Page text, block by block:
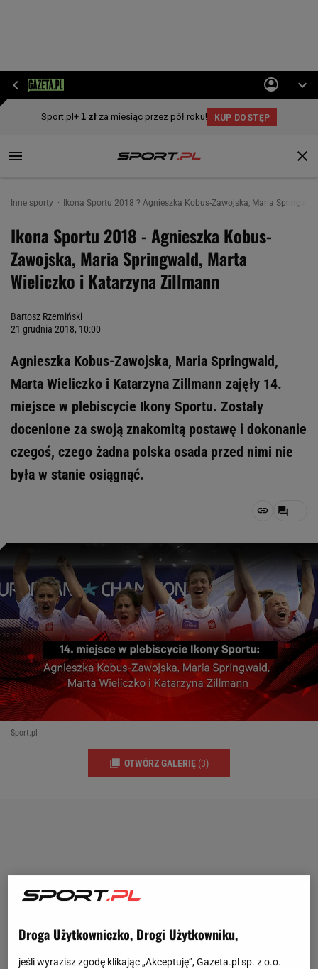
Inne sporty Ikona Sportu 2018 ? Agnieszka Kobus-Zawojska, Maria
Ikona Sportu 2018 - Agnieszka Kobus-
Zawojska, Maria Springwald, Marta
Wieliczko i Katarzyna Zillmann
Bartosz Rzemiński
21 grudnia 2018, 10:00
Agnieszka Kobus-Zawojska, Maria Springwald,
Marta Wieliczko i Katarzyna Zillmann zajęły 14.
miejsce w plebiscycie Ikony Sportu. Zostały
docenione za swoją znakomitą postawę i dokonanie
czegoś, czego żadna polska osada przed nimi nie
była w stanie osiągnąć.
Sport.pl
OTWÓRZ GALERIĘ (3)
Droga Użytkowniczko, Drogi Użytkowniku,
jeśli wyrazisz zgodę klikając „Akceptuję”, Gazeta.pl sp. z o.o.